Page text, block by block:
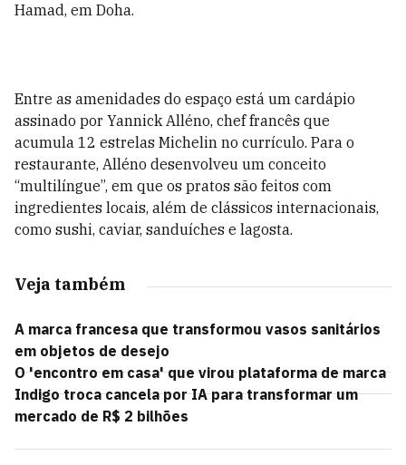
Hamad, em Doha.
Entre as amenidades do espaço está um cardápio
assinado por Yannick Alléno, chef francês que
acumula 12 estrelas Michelin no currículo. Para o
restaurante, Alléno desenvolveu um conceito
“multilíngue”, em que os pratos são feitos com
ingredientes locais, além de clássicos internacionais,
como sushi, caviar, sanduíches e lagosta.
Veja também
A marca francesa que transformou vasos sanitários
em objetos de desejo
O 'encontro em casa' que virou plataforma de marca
Indigo troca cancela por IA para transformar um
mercado de R$ 2 bilhões